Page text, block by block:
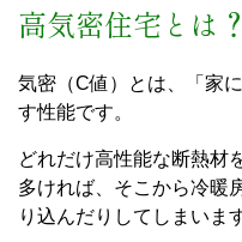
高気密住宅とは？
気密（C値）とは、「家
す性能です。
どれだけ高性能な断熱材
多ければ、そこから冷暖
り込んだりしてしまいま